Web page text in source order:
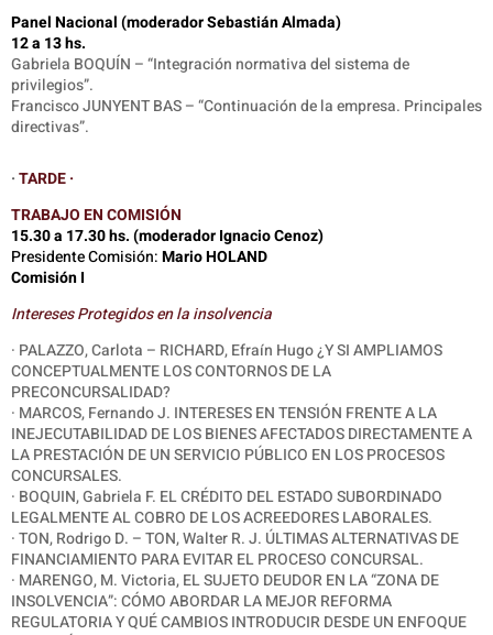
Panel Nacional (moderador Sebastián Almada)
12 a 13 hs.
Gabriela BOQUÍN – “Integración normativa del sistema de
privilegios”.
Francisco JUNYENT BAS – “Continuación de la empresa. Principales
directivas”.
·TARDE ·
TRABAJO EN COMISIÓN
15.30 a 17.30 hs. (moderador Ignacio Cenoz)
Presidente Comisión:Mario HOLAND
Comisión I
Intereses Protegidos en la insolvencia
· PALAZZO, Carlota – RICHARD, Efraín Hugo ¿Y SI AMPLIAMOS
CONCEPTUALMENTE LOS CONTORNOS DE LA
PRECONCURSALIDAD?
· MARCOS, Fernando J. INTERESES EN TENSIÓN FRENTE A LA
INEJECUTABILIDAD DE LOS BIENES AFECTADOS DIRECTAMENTE A
LA PRESTACIÓN DE UN SERVICIO PÚBLICO EN LOS PROCESOS
CONCURSALES.
· BOQUIN, Gabriela F. EL CRÉDITO DEL ESTADO SUBORDINADO
LEGALMENTE AL COBRO DE LOS ACREEDORES LABORALES.
· TON, Rodrigo D. – TON, Walter R. J. ÚLTIMAS ALTERNATIVAS DE
FINANCIAMIENTO PARA EVITAR EL PROCESO CONCURSAL.
· MARENGO, M. Victoria, EL SUJETO DEUDOR EN LA “ZONA DE
INSOLVENCIA”: CÓMO ABORDAR LA MEJOR REFORMA
REGULATORIA Y QUÉ CAMBIOS INTRODUCIR DESDE UN ENFOQUE